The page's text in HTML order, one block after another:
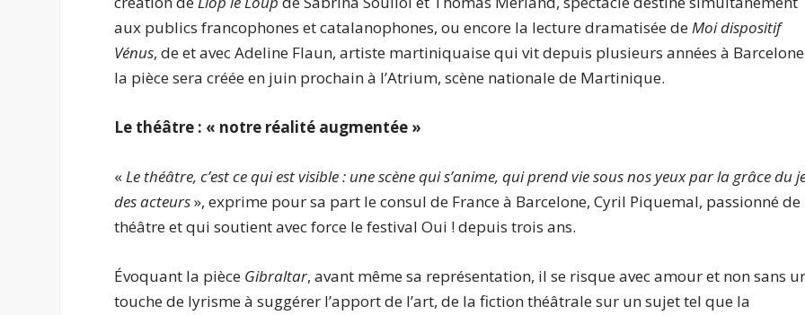
aux publics francophones et catalanophones, ou encore la lecture dramatisée deMoi dispositif
Vénus, de et avec Adeline Flaun, artiste martiniquaise qui vit depuis plusieurs années à Barcelone
la pièce sera créée en juin prochain à l’Atrium, scène nationale de Martinique.
Le théâtre : « notre réalité augmentée »
«Le théâtre, c’est ce qui est visible : une scène qui s’anime, qui prend vie sous nos yeux par la grâce du
des acteurs», exprime pour sa part le consul de France à Barcelone, Cyril Piquemal, passionné de
théâtre et qui soutient avec force le festival Oui ! depuis trois ans.
Évoquant la pièce Gibraltar, avant même sa représentation, il se risque avec amour et non sans
touche de lyrisme à suggérer l’apport de l’art, de la fiction théâtrale sur un sujet tel que la